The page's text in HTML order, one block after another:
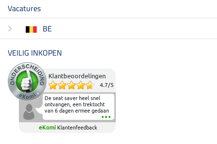
Vacatures
BE
VEILIG INKOPEN
Klantbeoordelingen
4.7/5
De seat saver heel snel
ontvangen, een trektocht
van 6 dagen ermee gedaan
en deze heeft de beproeving
fantastisch doorstaan.
Heerlijk zacht om op te
eKomi Klantenfeedback